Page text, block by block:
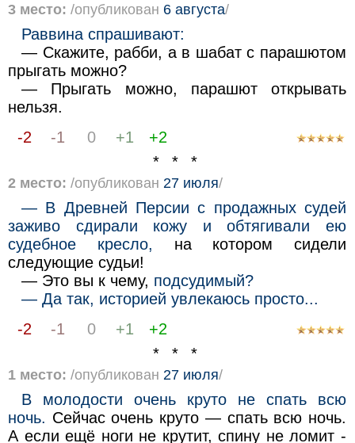
3 место: /опубликован 6 августа/
Раввина спрашивают:
— Скажите, рабби, а в шабат с парашютом
прыгать можно?
— Прыгать можно, парашют открывать
нельзя.
-2
-1 0 +1
+2
* * *
2 место: /опубликован 27 июля/
— В Древней Персии с продажных судей
заживо сдирали кожу и обтягивали ею
судебное кресло, на котором сидели
следующие судьи!
— Это вы к чему, подсудимый?
— Да так, историей увлекаюсь просто...
-2
-1 0 +1
+2
* * *
1 место: /опубликован 27 июля/
В молодости очень круто не спать всю
ночь. Сейчас очень круто — спать всю ночь.
А если ещё ноги не крутит, спину не ломит -